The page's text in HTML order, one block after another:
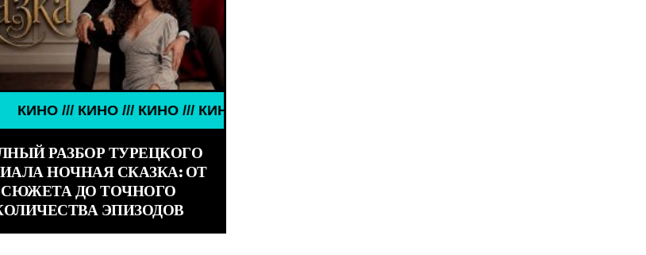
ЗНАМЕНИТОСТИ /// WORLD GIRLS /// ДЕВУШКИ ЗНАМЕНИТОСТИ ///
/// КИНО /// КИНО /// КИНО ///
РАЗБОР ТУРЕЦКОГО
НОЧНАЯ СКАЗКА: ОТ
СЮЖЕТА ДО ТОЧНОГО
ЭПИЗОДОВ